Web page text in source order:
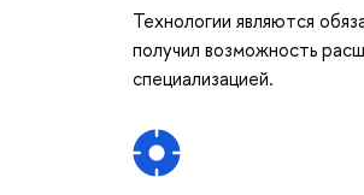
Технологии являются
получил возможность
специализацией.